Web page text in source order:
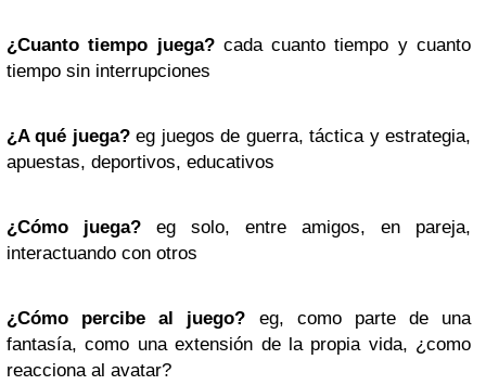
¿Cuanto tiempo juega? cada cuanto tiempo y cuanto
tiempo sin interrupciones
¿A qué juega?eg juegos de guerra, táctica y estrategia,
apuestas, deportivos, educativos
¿Cómo juega? eg solo, entre amigos, en pareja,
interactuando con otros
¿Cómo percibe al juego? eg, como parte de una
fantasía, como una extensión de la propia vida, ¿como
reacciona al avatar?